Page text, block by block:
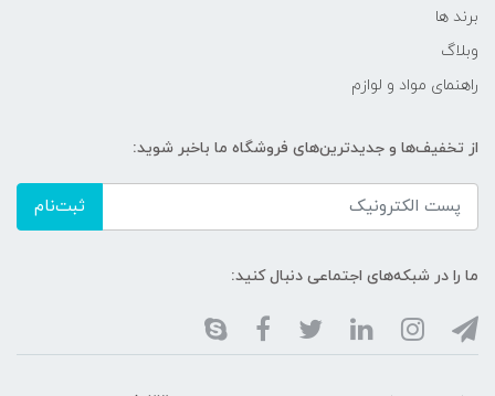
برند ها
وبلاگ
راهنمای مواد و لوازم
از تخفیف‌ها و جدیدترین‌های فروشگاه ما باخبر شوید:
ثبت‌نام
ما را در شبکه‌های اجتماعی دنبال کنید: